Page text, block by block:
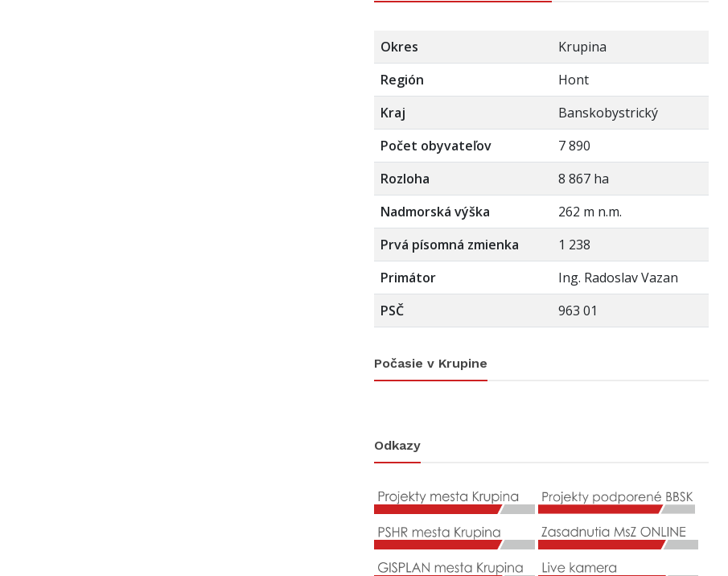
Okres
Krupina
Región
Hont
Kraj
Banskobystrický
Počet obyvateľov
7 890
Rozloha
8 867 ha
Nadmorská výška
262 m n.m.
Prvá písomná zmienka
1 238
Primátor
Ing. Radoslav Vazan
PSČ
963 01
Počasie v Krupine
Odkazy